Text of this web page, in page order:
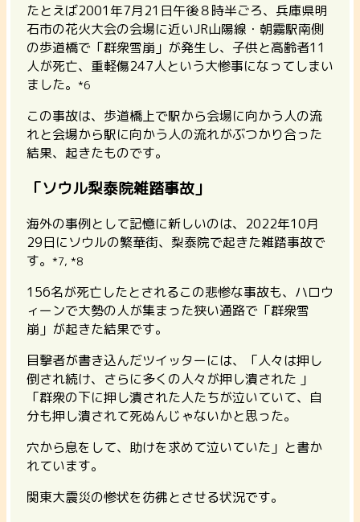
たとえば2001年7月21日午後８時半ごろ、兵庫県明
石市の花火大会の会場に近いJR山陽線・朝霧駅南側
の歩道橋で「群衆雪崩」が発生し、子供と高齢者11
人が死亡、重軽傷247人という大惨事になってしまい
ました。 *6
この事故は、歩道橋上で駅から会場に向かう人の流
れと会場から駅に向かう人の流れがぶつかり合った
結果、起きたものです。
「ソウル梨泰院雑踏事故」
海外の事例として記憶に新しいのは、2022年10月
29日にソウルの繁華街、梨泰院で起きた雑踏事故で
す。 *7, *8
156名が死亡したとされるこの悲惨な事故も、ハロウ
ィーンで大勢の人が集まった狭い通路で「群衆雪
崩」が起きた結果です。
目撃者が書き込んだツイッターには、「人々は押し
倒され続け、さらに多くの人々が押し潰された 」
「群衆の下に押し潰された人たちが泣いていて、自
分も押し潰されて死ぬんじゃないかと思った。
穴から息をして、助けを求めて泣いていた」と書か
れています。
関東大震災の惨状を彷彿とさせる状況です。